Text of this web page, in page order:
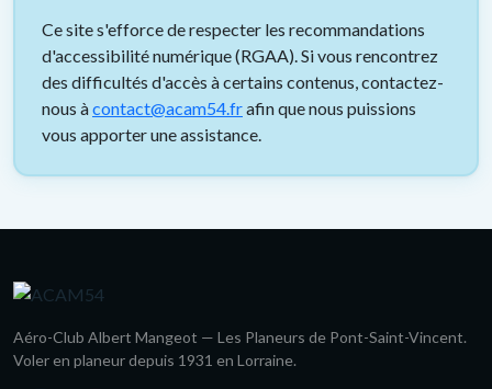
Ce site s'efforce de respecter les recommandations
d'accessibilité numérique (RGAA). Si vous rencontrez
des difficultés d'accès à certains contenus, contactez-
nous àcontact@acam54.frafin que nous puissions
vous apporter une assistance.
Aéro-Club Albert Mangeot — Les Planeurs de Pont-Saint-Vincent.
Voler en planeur depuis 1931 en Lorraine.